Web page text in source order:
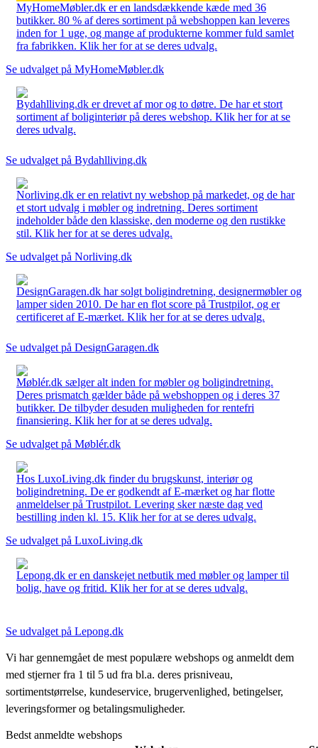
MyHomeMøbler.dk er en landsdækkende kæde med 36
butikker. 80 % af deres sortiment på webshoppen kan leveres
inden for 1 uge, og mange af produkterne kommer fuld samlet
fra fabrikken. Klik her for at se deres udvalg.
Se udvalget på MyHomeMøbler.dk
Bydahlliving.dk er drevet af mor og to døtre. De har et stort
sortiment af boliginteriør på deres webshop. Klik her for at se
deres udvalg.
Se udvalget på Bydahlliving.dk
Norliving.dk er en relativt ny webshop på markedet, og de har
et stort udvalg i møbler og indretning. Deres sortiment
indeholder både den klassiske, den moderne og den rustikke
stil. Klik her for at se deres udvalg.
Se udvalget på Norliving.dk
DesignGaragen.dk har solgt boligindretning, designermøbler og
lamper siden 2010. De har en flot score på Trustpilot, og er
certificeret af E-mærket. Klik her for at se deres udvalg.
Se udvalget på DesignGaragen.dk
Møblér.dk sælger alt inden for møbler og boligindretning.
Deres prismatch gælder både på webshoppen og i deres 37
butikker. De tilbyder desuden muligheden for rentefri
finansiering. Klik her for at se deres udvalg.
Se udvalget på Møblér.dk
Hos LuxoLiving.dk finder du brugskunst, interiør og
boligindretning. De er godkendt af E-mærket og har flotte
anmeldelser på Trustpilot. Levering sker næste dag ved
bestilling inden kl. 15. Klik her for at se deres udvalg.
Se udvalget på LuxoLiving.dk
Lepong.dk er en danskejet netbutik med møbler og lamper til
bolig, have og fritid. Klik her for at se deres udvalg.
Se udvalget på Lepong.dk
Vi har gennemgået de mest populære webshops og anmeldt dem
med stjerner fra 1 til 5 ud fra bl.a. deres prisniveau,
sortimentstørrelse, kundeservice, brugervenlighed, betingelser,
leveringsformer og betalingsmuligheder.
Bedst anmeldte webshops